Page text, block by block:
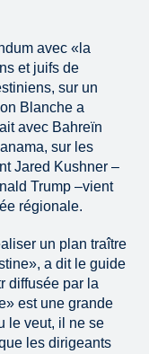
avec «la
et juifs de
sur un
Blanche a
avec Bahreïn
sur les
Jared Kushner –
Trump –vient
régionale.
un plan traître
a dit le guide
diffusée par la
est une grande
le veut, il ne se
les dirigeants